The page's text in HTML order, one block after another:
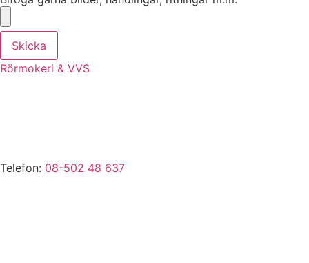
Skicka
Rörmokeri & VVS
Telefon: 08-502 48 637